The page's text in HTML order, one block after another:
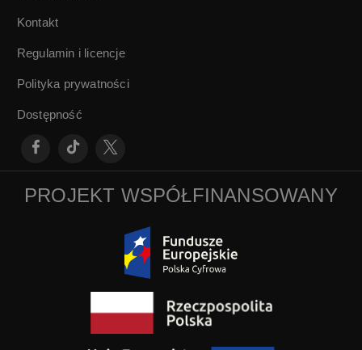
Kontakt
Regulamin i licencje
Polityka prywatności
Dostępność
PROJEKT WSPÓŁFINANSOWANY